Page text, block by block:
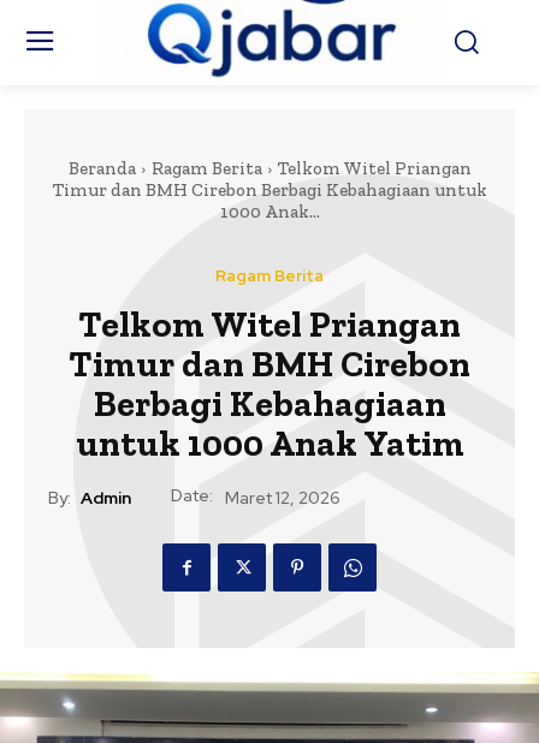
Beranda Ragam Berita
Telkom Witel Priangan
Timur dan BMH Cirebon Berbagi Kebahagiaan untuk
1000 Anak...
Ragam Berita
Telkom Witel Priangan
Timur dan BMH Cirebon
Berbagi Kebahagiaan
untuk 1000 Anak Yatim
By: Admin Date: Maret 12, 2026